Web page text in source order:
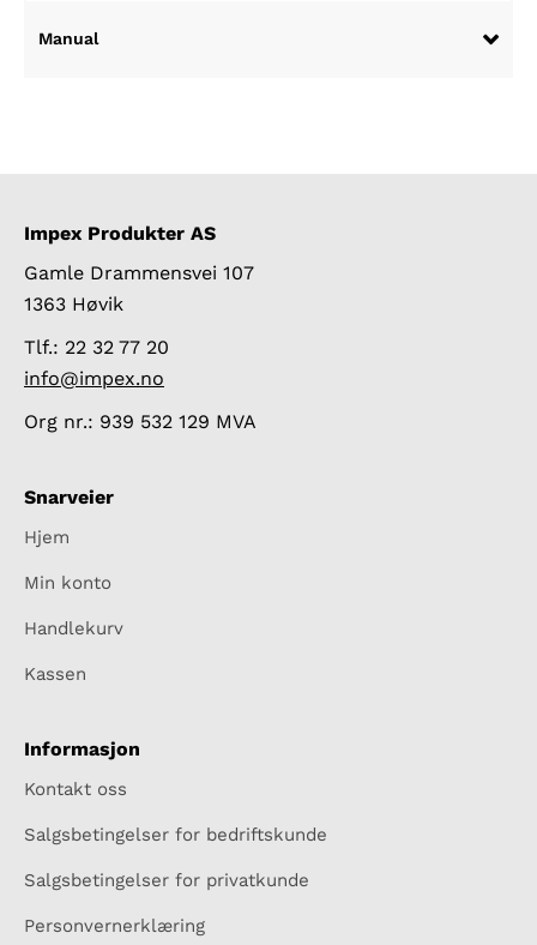
Manual
Impex Produkter AS
Gamle Drammensvei 107
1363 Høvik
Tlf.: 22 32 77 20
info@impex.no
Org nr.: 939 532 129 MVA
Snarveier
Hjem
Min konto
Handlekurv
Kassen
Informasjon
Kontakt oss
Salgsbetingelser for bedriftskunde
Salgsbetingelser for privatkunde
Personvernerklæring